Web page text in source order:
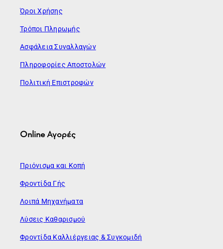
Όροι Χρήσης
Τρόποι Πληρωμής
Ασφάλεια Συναλλαγών
Πληροφορίες Αποστολών
Πολιτική Επιστροφών
Online Αγορές
Πριόνισμα και Κοπή
Φροντίδα Γής
Λοιπά Μηχανήματα
Λύσεις Καθαρισμού
Φροντίδα Καλλιέργειας & Συγκομιδή